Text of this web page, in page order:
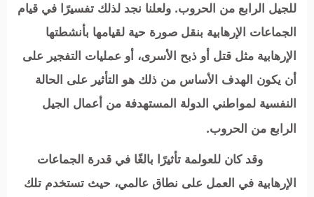
للجيل الرابع من الحروب. ولعلنا نجد لذلك تفسيرًا في قيام
الجماعات الإرهابية بنقل صورة حية لقيامها بأنشطتها
الإرهابية مثل قتل أو ذبح الأسرى، أو عمليات التفجير على
أن يكون الهدف الأساس من ذلك هو التأثير على الحالة
النفسية لمواطني الدولة المستهدفة من أعمال الجيل
الرابع من الحروب.
وقد كان للعولمة تأثيرًا بالغًا في قدرة الجماعات
الإرهابية في العمل على نطاق عالمي، حيث تستخدم تلك